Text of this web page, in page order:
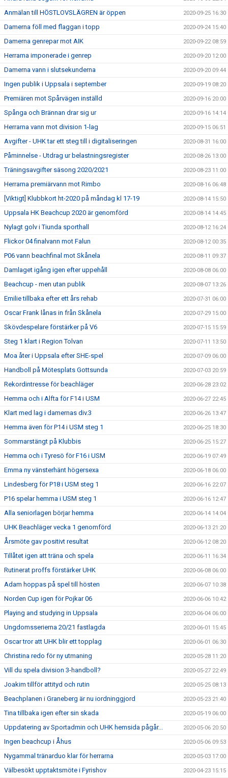
Anmälan till HÖSTLOVSLÄGREN är öppen 2020-09-25 16:30
Damerna föll med flaggan i topp 2020-09-24 15:40
Damerna genrepar mot AIK 2020-09-22 08:59
Herrarna imponerade i genrep 2020-09-20 12:00
Damerna vann i slutsekunderna 2020-09-20 09:44
Ingen publik i Uppsala i september 2020-09-19 08:20
Premiären mot Spårvägen inställd 2020-09-16 20:00
Spånga och Brännan drar sig ur 2020-09-16 14:14
Herrarna vann mot division 1-lag 2020-09-15 06:51
Avgifter - UHK tar ett steg till i digitaliseringen 2020-08-31 16:00
Påminnelse - Utdrag ur belastningsregister 2020-08-26 13:00
Träningsavgifter säsong 2020/2021 2020-08-23 11:00
Herrarna premiärvann mot Rimbo 2020-08-16 06:48
[Viktigt] Klubbkort ht-2020 på måndag kl 17-19 2020-08-14 15:50
Uppsala HK Beachcup 2020 är genomförd 2020-08-14 14:45
Nylagt golv i Tiunda sporthall 2020-08-12 16:24
Flickor 04 finalvann mot Falun 2020-08-12 00:35
P06 vann beachfinal mot Skånela 2020-08-11 09:37
Damlaget igång igen efter uppehåll 2020-08-08 06:00
Beachcup - men utan publik 2020-08-07 13:26
Emilie tillbaka efter ett års rehab 2020-07-31 06:00
Oscar Frank lånas in från Skånela 2020-07-29 15:00
Skövdespelare förstärker på V6 2020-07-15 15:59
Steg 1 klart i Region Tolvan 2020-07-11 13:50
Moa åter i Uppsala efter SHE-spel 2020-07-09 06:00
Handboll på Mötesplats Gottsunda 2020-07-03 20:59
Rekordintresse för beachläger 2020-06-28 23:02
Hemma och i Alfta för F14 i USM 2020-06-27 22:45
Klart med lag i damernas div.3 2020-06-26 13:47
Hemma även för P14 i USM steg 1 2020-06-25 18:30
Sommarstängt på Klubbis 2020-06-25 15:27
Hemma och i Tyresö för F16 i USM 2020-06-19 07:49
Emma ny vänsterhänt högersexa 2020-06-18 06:00
Lindesberg för P18 i USM steg 1 2020-06-16 22:07
P16 spelar hemma i USM steg 1 2020-06-16 12:47
Alla seniorlagen börjar hemma 2020-06-14 14:04
UHK Beachläger vecka 1 genomförd 2020-06-13 21:20
Årsmöte gav positivt resultat 2020-06-12 08:20
Tillåtet igen att träna och spela 2020-06-11 16:34
Rutinerat proffs förstärker UHK 2020-06-08 06:00
Adam hoppas på spel till hösten 2020-06-07 10:38
Norden Cup igen för Pojkar 06 2020-06-06 10:42
Playing and studying in Uppsala 2020-06-04 06:00
Ungdomsserierna 20/21 fastlagda 2020-06-01 15:45
Oscar tror att UHK blir ett topplag 2020-06-01 06:30
Christina redo för ny utmaning 2020-05-28 11:20
Vill du spela division 3-handboll? 2020-05-27 22:49
Joakim tillför attityd och rutin 2020-05-25 08:13
Beachplanen i Graneberg är nu iordninggjord 2020-05-23 21:40
Tina tillbaka igen efter sin skada 2020-05-19 06:00
Uppdatering av Sportadmin och UHK hemsida pågår... 2020-05-06 20:50
Ingen beachcup i Åhus 2020-05-06 09:53
Nygammal tränarduo klar för herrarna 2020-05-03 17:00
Välbesökt upptaktsmöte i Fyrishov 2020-04-23 15:15